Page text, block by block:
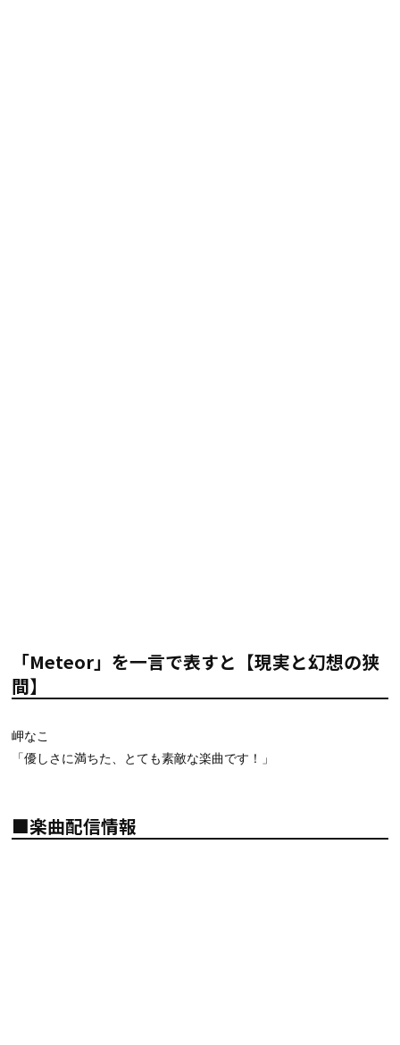
「Meteor」を一言で表すと【現実と幻想の狭
間】
岬なこ
「優しさに満ちた、とても素敵な楽曲です！」
■楽曲配信情報